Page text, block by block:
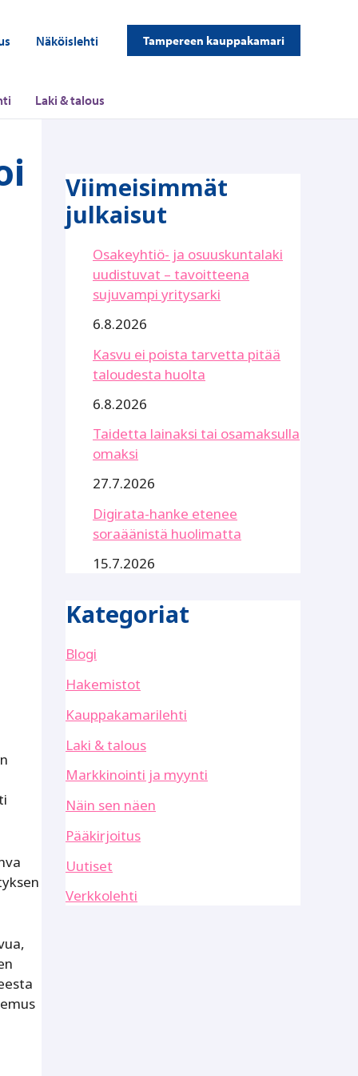
Näköislehti Tampereen kauppakamari
Laki & talous
Viimeisimmät
julkaisut
Osakeyhtiö- ja osuuskuntalaki
uudistuvat – tavoitteena
sujuvampi yritysarki
6.8.2026
Kasvu ei poista tarvetta pitää
taloudesta huolta
6.8.2026
Taidetta lainaksi tai osamaksulla
omaksi
27.7.2026
Digirata-hanke etenee
soraäänistä huolimatta
15.7.2026
Kategoriat
Blogi
Hakemistot
Kauppakamarilehti
Laki & talous
Markkinointi ja myynti
Näin sen näen
Pääkirjoitus
Uutiset
Verkkolehti